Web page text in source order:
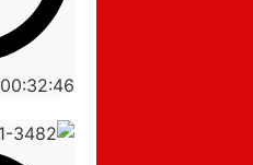
00:32:46